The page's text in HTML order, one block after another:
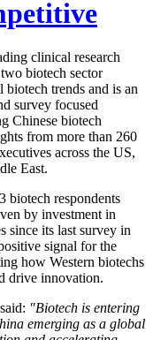
clinical research
biotech sector
trends and is an
survey focused
Chinese biotech
from more than 260
across the US,
East.
biotech respondents
by investment in
since its last survey in
signal for the
how Western biotechs
drive innovation.
"Biotech is entering
emerging as a global